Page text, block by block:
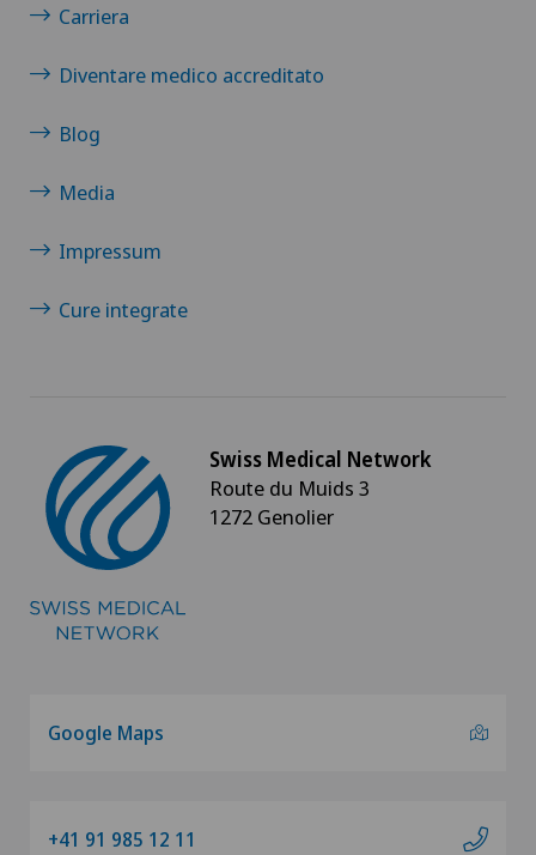
Carriera
Diventare medico accreditato
Blog
Media
Impressum
Cure integrate
Swiss Medical Network
Route du Muids 3
1272 Genolier
Google Maps
+41 91 985 12 11